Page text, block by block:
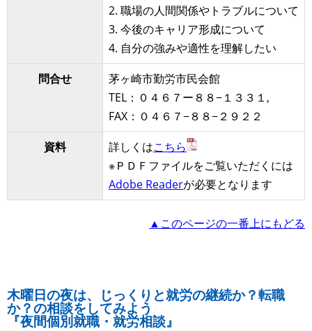
2. 職場の人間関係やトラブルについて
3. 今後のキャリア形成について
4. 自分の強みや適性を理解したい
問合せ
茅ヶ崎市勤労市民会館
TEL：０４６７ー８８−１３３１,
FAX：０４６７−８８−２９２２
資料
詳しくはこちら
※ＰＤＦファイルをご覧いただくには
Adobe Readerが必要となります
▲このページの一番上にもどる
木曜日の夜は、じっくりと就労の継続か？転職
か？の相談をしてみよう
『夜間個別就職・就労相談』